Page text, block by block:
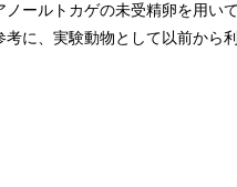
ールトカゲの未受精卵を用い
に、実験動物として以前から